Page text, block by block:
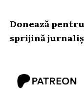
Donează
sprijină